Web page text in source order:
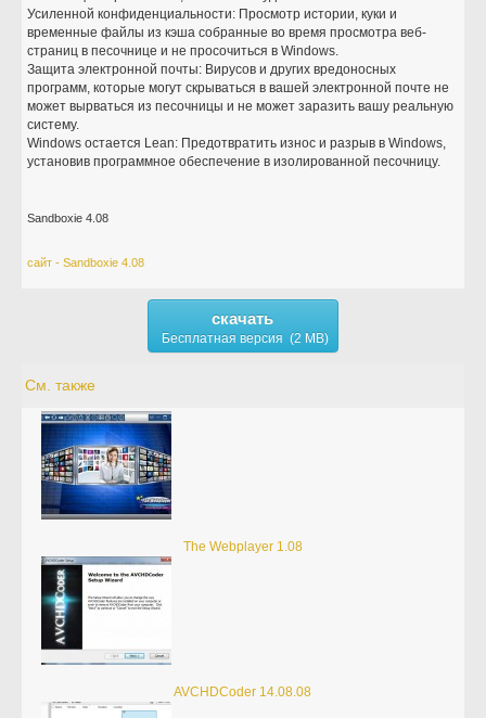
Усиленной конфиденциальности: Просмотр истории, куки и
временные файлы из кэша собранные во время просмотра веб-
страниц в песочнице и не просочиться в Windows.
Защита электронной почты: Вирусов и других вредоносных
программ, которые могут скрываться в вашей электронной почте не
может вырваться из песочницы и не может заразить вашу реальную
систему.
Windows остается Lean: Предотвратить износ и разрыв в Windows,
установив программное обеспечение в изолированной песочницу.
Sandboxie 4.08
сайт - Sandboxie 4.08
скачать
Бесплатная версия (2 MB)
См. также
The Webplayer 1.08
AVCHDCoder 14.08.08